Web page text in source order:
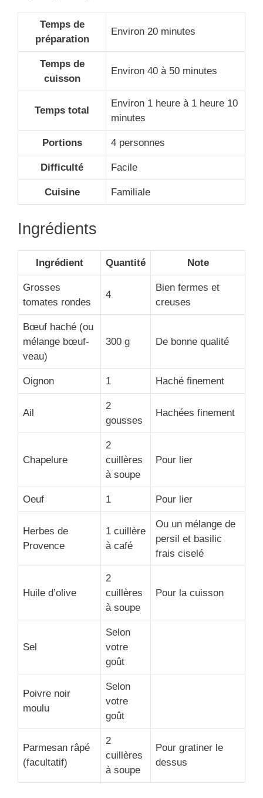
Temps de
préparation
Environ 20 minutes
Temps de
cuisson
Environ 40 à 50 minutes
Temps total
Environ 1 heure à 1 heure 10
minutes
Portions 4 personnes
Difficulté Facile
Cuisine Familiale
Ingrédients
Ingrédient Quantité Note
Grosses
tomates rondes
4
Bien fermes et
creuses
Bœuf haché (ou
mélange bœuf-
veau)
300 g De bonne qualité
Oignon 1 Haché finement
Ail
2
gousses
Hachées finement
Chapelure
2
cuillères
à soupe
Pour lier
Oeuf 1 Pour lier
Herbes de
Provence
1 cuillère
à café
Ou un mélange de
persil et basilic
frais ciselé
Huile d’olive
2
cuillères
à soupe
Pour la cuisson
Sel
Selon
votre
goût
Poivre noir
moulu
Selon
votre
goût
Parmesan râpé
(facultatif)
2
cuillères
à soupe
Pour gratiner le
dessus